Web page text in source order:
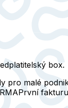
box.
pro malé
První